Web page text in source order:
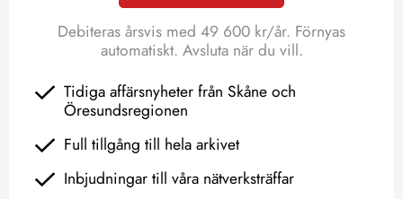
Debiteras årsvis med 49 600 kr/år. Förnyas
automatiskt. Avsluta när du vill.
Tidiga affärsnyheter från Skåne och
Öresundsregionen
Full tillgång till hela arkivet
Inbjudningar till våra nätverksträffar